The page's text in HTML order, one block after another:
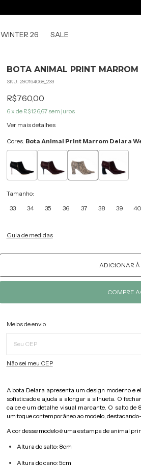
WINTER 26 SALE
BOTA ANIMAL PRINT MARROM
SKU: 290164068_233
R$760,00
6x de R$126,67 sem juros
Ver mais detalhes
Cores: Bota Animal Print Marrom Delara
Tamanho:
33
34 35 36 37 38 39 40
Guia de medidas
Entregas para o CEP:
Meios de envio
Não sei meu CEP
A bota Delara apresenta um design moderno e
sofisticado e ajuda a alongar a silhueta. O
calce e um detalhe visual marcante. O salto de
um toque contemporâneo ao modelo,
A cor desse modelo é uma estampa de animal
Altura do salto: 8cm
Altura do cano: 5cm